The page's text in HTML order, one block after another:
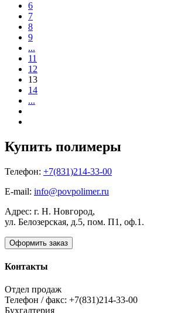
6
7
8
9
...
11
12
13
14
...
Купить полимеры
Телефон: +7(831)214-33-00
E-mail: info@povpolimer.ru
Адрес: г. Н. Новгород,
ул. Белозерская, д.5, пом. П1, оф.1.
Оформить заказ
Контакты
Отдел продаж
Телефон / факс: +7(831)214-33-00
Бухгалтерия